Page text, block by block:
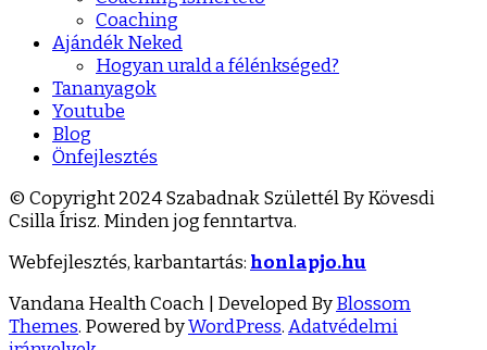
Coaching
Ajándék Neked
Hogyan urald a félénkséged?
Tananyagok
Youtube
Blog
Önfejlesztés
© Copyright 2024 Szabadnak Születtél By Kövesdi
Csilla Írisz. Minden jog fenntartva.
Webfejlesztés, karbantartás: honlapjo.hu
Vandana Health Coach | Developed ByBlossom
Themes. Powered byWordPress.Adatvédelmi